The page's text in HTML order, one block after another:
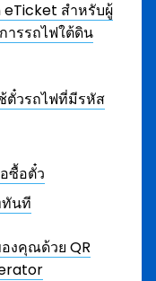
eTicket สำหรับผู้
ารรถไฟใต้ดิน
ตั๋วรถไฟที่มีรหัส
ซื้อตั๋ว
นที
งคุณด้วย QR